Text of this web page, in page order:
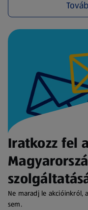
Iratkozz fel
Ne maradj le akcióinkról,
sem.